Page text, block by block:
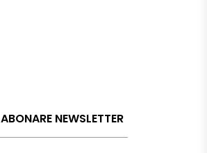
ABONARE NEWSLETTER